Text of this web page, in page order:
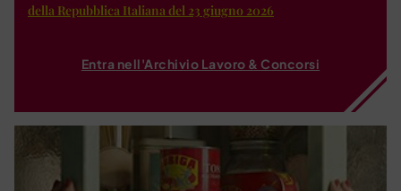
della Repubblica Italiana del 23 giugno 2026
Entra nell'Archivio Lavoro & Concorsi